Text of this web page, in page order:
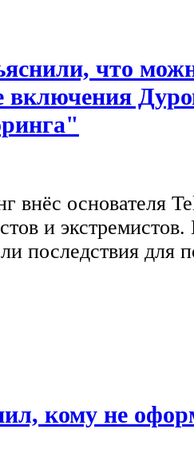
что
включения
внёс основателя
и
последствия для
кому не